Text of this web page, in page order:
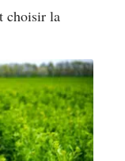
choisir la